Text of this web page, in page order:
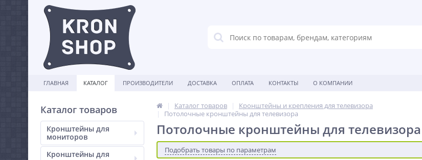
ГЛАВНАЯ КАТАЛОГ ПРОИЗВОДИТЕЛИ ДОСТАВКА ОПЛАТА КОНТАКТЫ О КОМПАНИИ
Каталог товаров
Кронштейны для
мониторов
Кронштейны для
Каталог товаров
Кронштейны и крепления для телевизора
Потолочные кронштейны для телевизора
Потолочные кронштейны для телевизора
Подобрать товары по параметрам